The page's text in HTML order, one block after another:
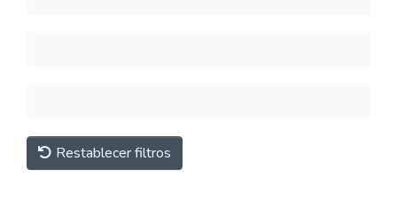
Restablecer filtros